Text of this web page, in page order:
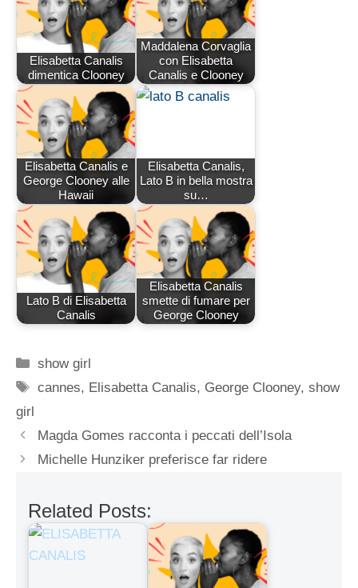
Elisabetta Canalis
dimentica Clooney
Maddalena Corvaglia
con Elisabetta
Canalis e Clooney
Elisabetta Canalis e
George Clooney alle
Hawaii
Elisabetta Canalis,
Lato B in bella mostra
su…
Lato B di Elisabetta
Canalis
Elisabetta Canalis
smette di fumare per
George Clooney
Categorie
show girl
Tag
cannes, Elisabetta Canalis, George Clooney,show
girl
Magda Gomes racconta i peccati dell’Isola
Michelle Hunziker preferisce far ridere
Related Posts: